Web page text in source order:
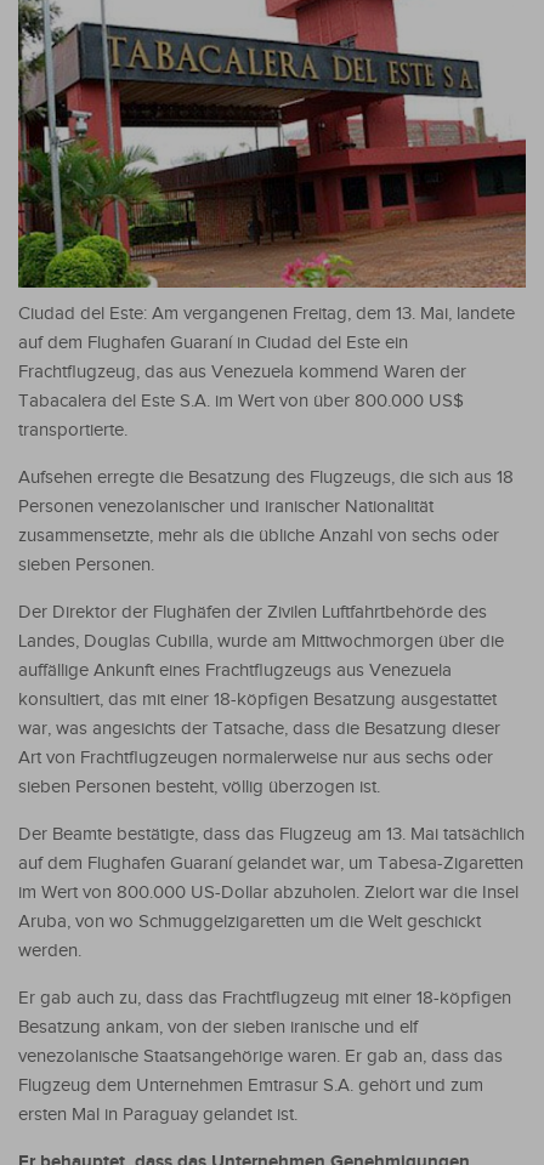
Ciudad del Este: Am vergangenen Freitag, dem 13. Mai, landete
auf dem Flughafen Guaraní in Ciudad del Este ein
Frachtflugzeug, das aus Venezuela kommend Waren der
Tabacalera del Este S.A. im Wert von über 800.000 US$
transportierte.
Aufsehen erregte die Besatzung des Flugzeugs, die sich aus 18
Personen venezolanischer und iranischer Nationalität
zusammensetzte, mehr als die übliche Anzahl von sechs oder
sieben Personen.
Der Direktor der Flughäfen der Zivilen Luftfahrtbehörde des
Landes, Douglas Cubilla, wurde am Mittwochmorgen über die
auffällige Ankunft eines Frachtflugzeugs aus Venezuela
konsultiert, das mit einer 18-köpfigen Besatzung ausgestattet
war, was angesichts der Tatsache, dass die Besatzung dieser
Art von Frachtflugzeugen normalerweise nur aus sechs oder
sieben Personen besteht, völlig überzogen ist.
Der Beamte bestätigte, dass das Flugzeug am 13. Mai tatsächlich
auf dem Flughafen Guaraní gelandet war, um Tabesa-Zigaretten
im Wert von 800.000 US-Dollar abzuholen. Zielort war die Insel
Aruba, von wo Schmuggelzigaretten um die Welt geschickt
werden.
Er gab auch zu, dass das Frachtflugzeug mit einer 18-köpfigen
Besatzung ankam, von der sieben iranische und elf
venezolanische Staatsangehörige waren. Er gab an, dass das
Flugzeug dem Unternehmen Emtrasur S.A. gehört und zum
ersten Mal in Paraguay gelandet ist.